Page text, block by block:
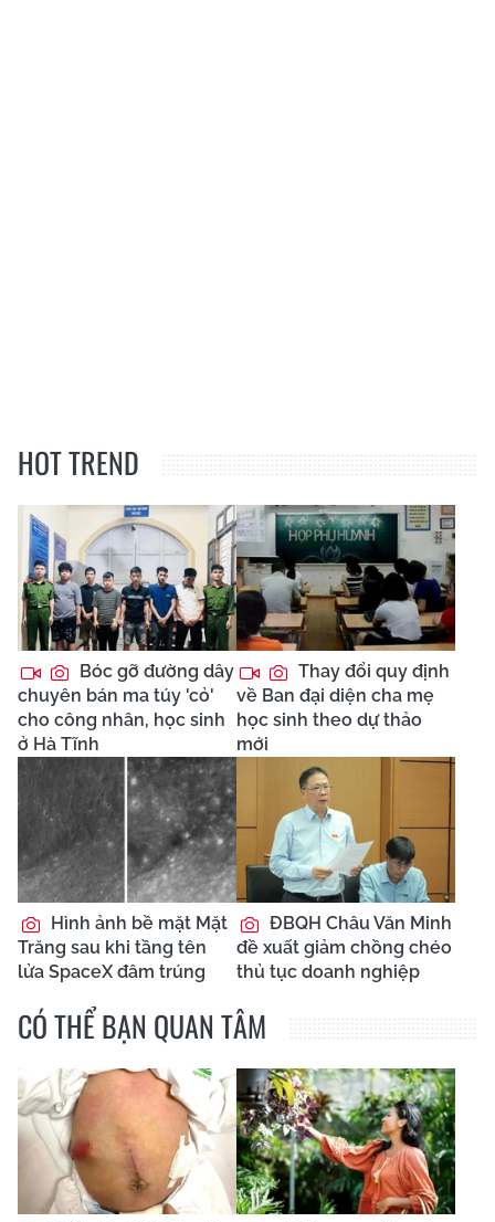
HOT TREND
Bóc gỡ đường dây
chuyên bán ma túy 'cỏ'
cho công nhân, học sinh
ở Hà Tĩnh
Thay đổi quy định
về Ban đại diện cha mẹ
học sinh theo dự thảo
mới
Hình ảnh bề mặt Mặt
Trăng sau khi tầng tên
lửa SpaceX đâm trúng
ĐBQH Châu Văn Minh
đề xuất giảm chồng chéo
thủ tục doanh nghiệp
CÓ THỂ BẠN QUAN TÂM